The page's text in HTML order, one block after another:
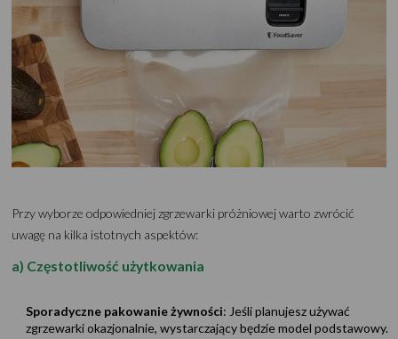
Przy wyborze odpowiedniej zgrzewarki próżniowej warto zwrócić
uwagę na kilka istotnych aspektów:
a) Częstotliwość użytkowania
Sporadyczne pakowanie żywności: Jeśli planujesz używać
zgrzewarki okazjonalnie, wystarczający będzie model podstawowy.